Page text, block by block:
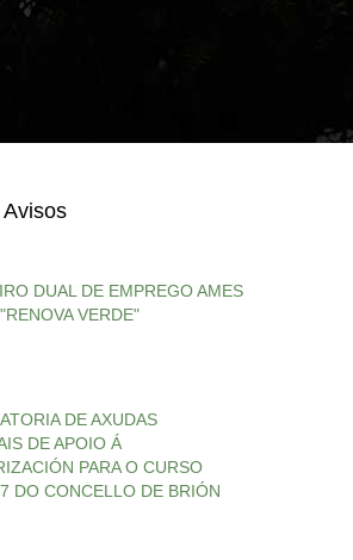
DUAL DE EMPREGO AMES
VERDE"
DE AXUDAS
DE APOIO Á
PARA O CURSO
DO CONCELLO DE BRIÓN